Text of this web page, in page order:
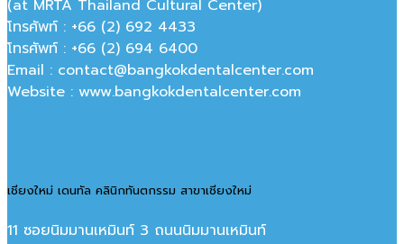
(at MRTA Thailand Cultural Center)
โทรศัพท์ : +66 (2) 692 4433
โทรศัพท์ : +66 (2) 694 6400
Email : contact@bangkokdentalcenter.com
Website : www.bangkokdentalcenter.com
เชียงใหม่ เดนทัล คลินิกทันตกรรม สาขาเชียงใหม่
11 ซอยนิมมานเหมินท์ 3 ถนนนิมมานเหมินท์